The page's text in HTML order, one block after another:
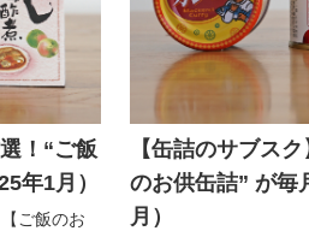
！“ご飯
年1月）
ご飯のお
【缶詰のサブス
のお供缶詰” が毎
月）